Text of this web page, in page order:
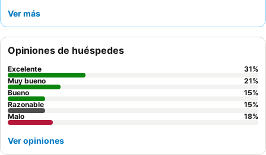
gente nueva. Los huéspedes elogian constantemente al atento
deliciosa y variada selección. Para una experiencia más
tranquila, considere solicitar una habitación en un piso superior
para minimizar el ruido del bar.
Ver más
Opiniones de huéspedes
Excelente 31%
Muy bueno
21%
Bueno
15%
Razonable
15%
Malo
18%
Ver opiniones